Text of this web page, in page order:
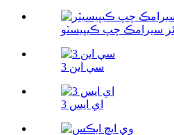
سي اين 3
اي ايس 3